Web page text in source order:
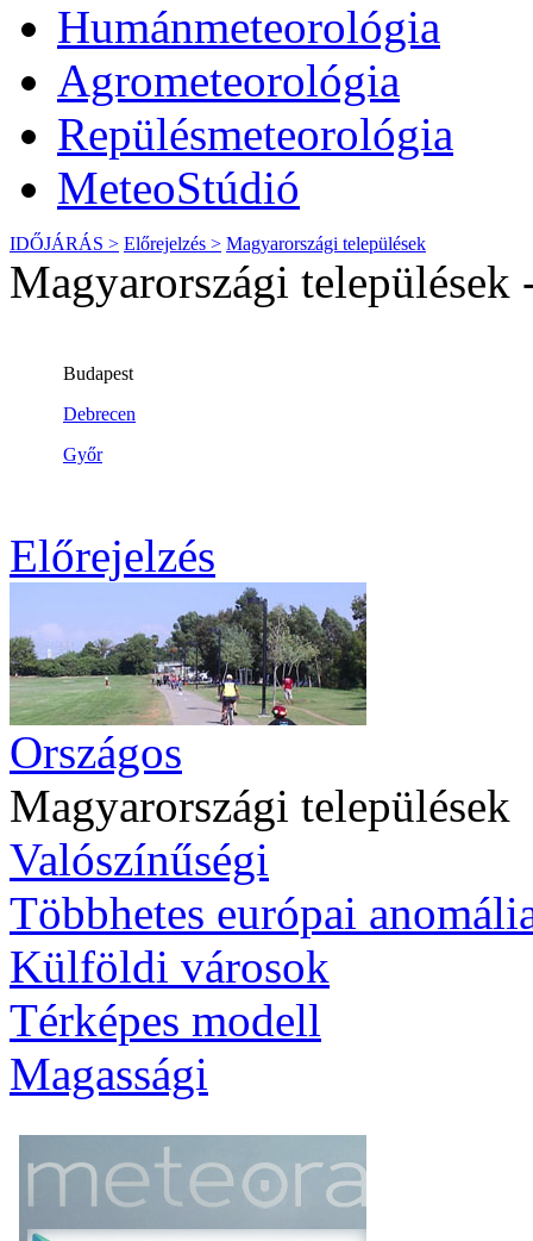
Humánmeteorológia
Agrometeorológia
Repülésmeteorológia
MeteoStúdió
IDŐJÁRÁS > Előrejelzés > Magyarországi települések
Magyarországi települések
Előrejelzés
Országos
Magyarországi települések
Valószínűségi
Többhetes európai
Külföldi városok
Térképes modell
Magassági